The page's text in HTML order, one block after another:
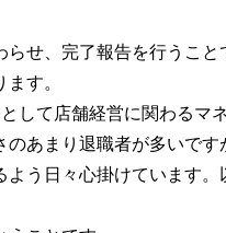
せ、完了報告を行うこ
す。
て店舗経営に関わるマ
あまり退職者が多いで
う日々心掛けています